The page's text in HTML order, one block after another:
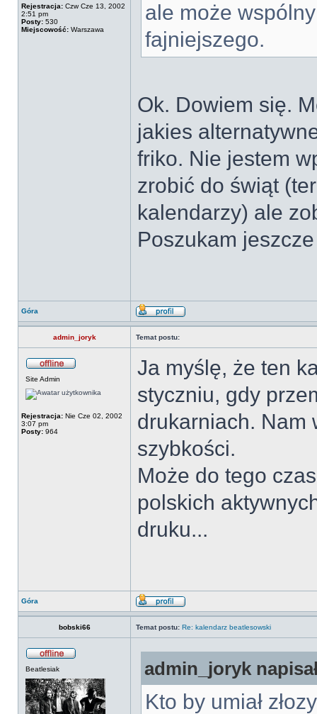
Rejestracja: Czw Cze 13, 2002
2:51 pm
Posty: 530
Miejscowość: Warszawa
ale może
fajniejszego.
Ok. Dowiem się.
jakies
friko. Nie jestem
zrobić do świąt
kalendarzy) ale
Poszukam
Góra
admin_joryk Temat postu:
Site Admin
Rejestracja: Nie Cze 02, 2002
3:07 pm
Posty: 964
Ja myślę, że ten
styczniu, gdy
drukarniach. Nam
szybkości.
Może do tego
polskich
druku...
Góra
bobski66 Temat postu: Re: kalendarz beatlesowski
Beatlesiak admin_joryk
Kto by umiał